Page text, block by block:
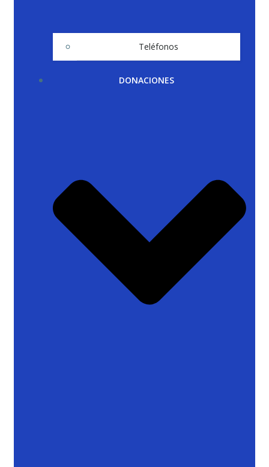
Teléfonos
DONACIONES